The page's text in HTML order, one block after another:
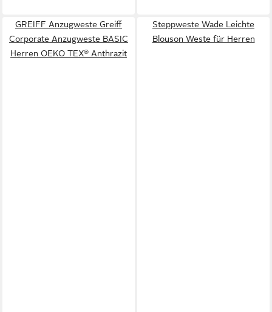
GREIFF Anzugweste Greiff
Corporate Anzugweste BASIC
Herren OEKO TEX® Anthrazit
Steppweste Wade Leichte
Blouson Weste für Herren